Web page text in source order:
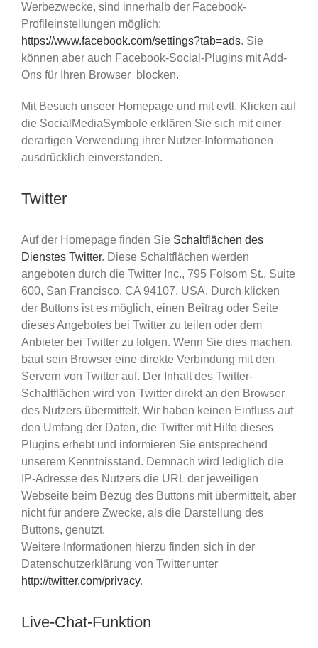
Werbezwecke, sind innerhalb der Facebook-
Profileinstellungen möglich:
https://www.facebook.com/settings?tab=ads. Sie
können aber auch Facebook-Social-Plugins mit Add-
Ons für Ihren Browser blocken.
Mit Besuch unseer Homepage und mit evtl. Klicken auf
die SocialMediaSymbole erklären Sie sich mit einer
derartigen Verwendung ihrer Nutzer-Informationen
ausdrücklich einverstanden.
Twitter
Auf der Homepage finden Sie Schaltflächen des
Dienstes Twitter. Diese Schaltflächen werden
angeboten durch die Twitter Inc., 795 Folsom St., Suite
600, San Francisco, CA 94107, USA. Durch klicken
der Buttons ist es möglich, einen Beitrag oder Seite
dieses Angebotes bei Twitter zu teilen oder dem
Anbieter bei Twitter zu folgen. Wenn Sie dies machen,
baut sein Browser eine direkte Verbindung mit den
Servern von Twitter auf. Der Inhalt des Twitter-
Schaltflächen wird von Twitter direkt an den Browser
des Nutzers übermittelt. Wir haben keinen Einfluss auf
den Umfang der Daten, die Twitter mit Hilfe dieses
Plugins erhebt und informieren Sie entsprechend
unserem Kenntnisstand. Demnach wird lediglich die
IP-Adresse des Nutzers die URL der jeweiligen
Webseite beim Bezug des Buttons mit übermittelt, aber
nicht für andere Zwecke, als die Darstellung des
Buttons, genutzt.
Weitere Informationen hierzu finden sich in der
Datenschutzerklärung von Twitter unter
http://twitter.com/privacy.
Live-Chat-Funktion